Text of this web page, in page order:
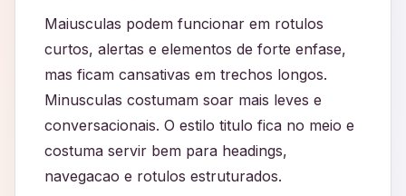
Maiusculas podem funcionar em rotulos
curtos, alertas e elementos de forte enfase,
mas ficam cansativas em trechos longos.
Minusculas costumam soar mais leves e
conversacionais. O estilo titulo fica no meio e
costuma servir bem para headings,
navegacao e rotulos estruturados.